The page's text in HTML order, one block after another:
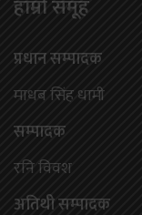
हाम्राे समूह
प्रधान सम्पादक
माधब सिंह धामी
सम्पादक
रनि विवश
अतिथी सम्पादक